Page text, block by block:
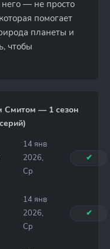
— не просто
помогает
планеты и
чтобы
Смитом — 1 сезон
14 янв
2026,
Ср
✔
14 янв
2026,
Ср
✔